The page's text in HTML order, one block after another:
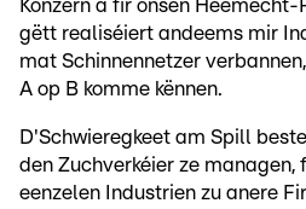
Konzern a fir onsen
gëtt realiséiert andeems mir
mat Schinnennetzer
A op B komme kënnen.
D'Schwieregkeet am Spill
den Zuchverkéier ze
eenzelen Industrien zu anere